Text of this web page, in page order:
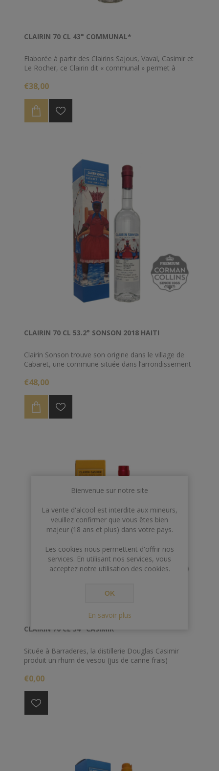
CLAIRIN 70 CL 43° COMMUNAL*
Elaborée à partir des Clairins Sajous, Vaval, Casimir et
Le Rocher, ce Clairin dit « communal » permet à
pleinement.
€38,00
CLAIRIN 70 CL 53.2° SONSON 2018 HAITI
Clairin Sonson trouve son origine dans le village de
Cabaret, une commune située dans l’arrondissement
cultive la canne à sucre, avec la variété locale
Ce clairin est distillé par Mr Stephan Kalil Saoud à
partir de sirop de canne.
€48,00
CLAIRIN 70 CL 54° CASIMIR*
Située à Barraderes, la distillerie Douglas Casimir
produit un rhum de vesou (jus de canne frais)
médicinales et de canne fraîche.
€0,00
Bienvenue sur notre site
La vente d'alcool est interdite aux mineurs,
veuillez confirmer que vous êtes bien
majeur (18 ans et plus) dans votre pays.
Les cookies nous permettent d'offrir nos
services. En utilisant nos services, vous
acceptez notre utilisation des cookies.
OK
En savoir plus